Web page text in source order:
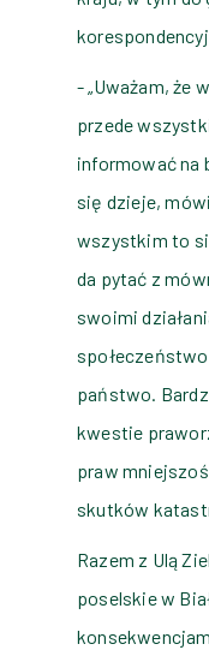
- „Uważam, że
przede
informować na
się dzieje,
wszystkim to
da pytać z
swoimi
państwo.
kwestie
praw
skutków
Razem z Ulą
poselskie w